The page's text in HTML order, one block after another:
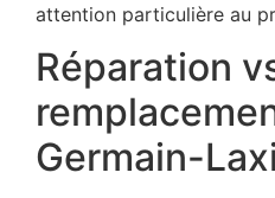
attention particulière au
Réparation
Germain-